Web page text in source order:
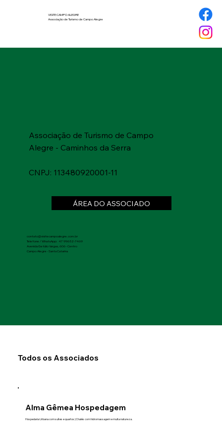
VISITE CAMPO ALEGRE
Associação de Turismo de Campo Alegre
Todos os Associados
Alma Gêmea Hospedagem
Hospedaria Urbana com suítes e quartos | Chalés com hidromassagem e muita natureza.
Associação de Turismo de Campo
Alegre - Caminhos da Serra
CNPJ: 113480920001-11
ÁREA DO ASSOCIADO
contato@visitecampoalegre.com.br
Telefone / WhatsApp: 47 99652-7469
Avenida Getúlio Vargas, 606 - Centro
Campo Alegre - Santa Catarina